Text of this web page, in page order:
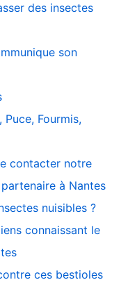
des insectes
son
Fourmis,
contacter notre
à Nantes
nuisibles ?
connaissant le
ces bestioles